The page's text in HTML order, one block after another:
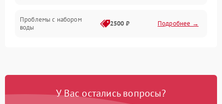
Проблемы с набором
воды
2500 ₽ Подробнее →
Замена платы управления 2200 ₽ Подробнее →
У Вас остались вопросы?